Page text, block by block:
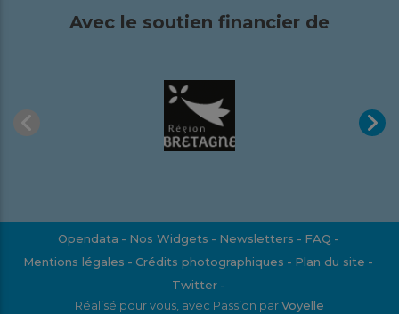
Avec le soutien financier de
Opendata Nos Widgets Newsletters
FAQ
Mentions légales
Crédits photographiques
Plan du site
Twitter
Réalisé pour vous, avec Passion parVoyelle